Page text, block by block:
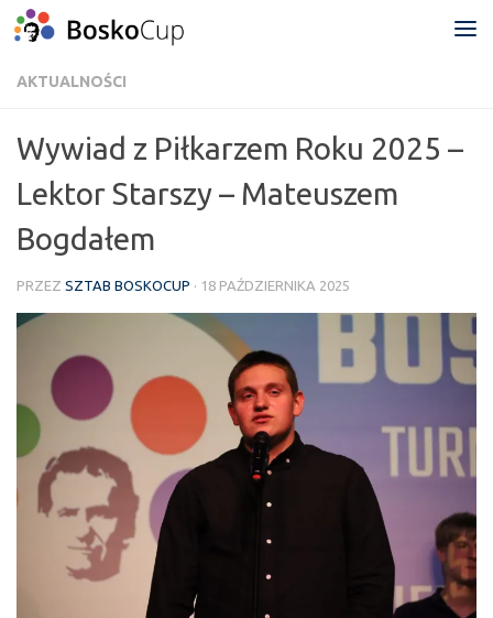
Przejdź do treści
AKTUALNOŚCI
Wywiad z Piłkarzem Roku 2025 –
Lektor Starszy – Mateuszem
Bogdałem
PRZEZ SZTAB BOSKOCUP · 18 PAŹDZIERNIKA 2025